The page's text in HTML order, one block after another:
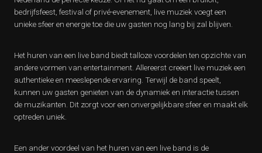
bedrijfsfeest, festival of privé-evenement, live muziek voegt een
unieke sfeer en energie toe die uw gasten nog lang bij zal blijven.
Het huren van een live band biedt talloze voordelen ten opzichte van
andere vormen van entertainment. Allereerst creëert live muziek een
authentieke en meeslepende ervaring. Terwijl de band speelt,
kunnen uw gasten genieten van de dynamiek en interactie tussen
de muzikanten. Dit zorgt voor een onvergelijkbare sfeer en maakt elk
optreden uniek.
Een ander voordeel van het huren van een live band is de